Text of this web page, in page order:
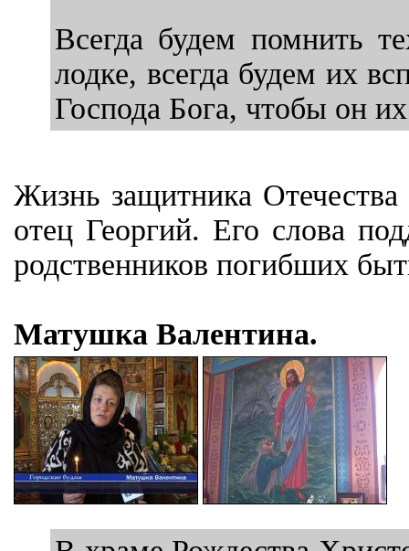
Всегда будем помнить
лодке, всегда будем их
Господа Бога, чтобы он
Жизнь защитника Отечества
отец Георгий. Его слова
родственников погибших
Матушка Валентина.